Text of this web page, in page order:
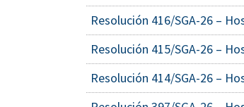
Resolución 416/SGA-26 –
Resolución 415/SGA-26 –
Resolución 414/SGA-26 –